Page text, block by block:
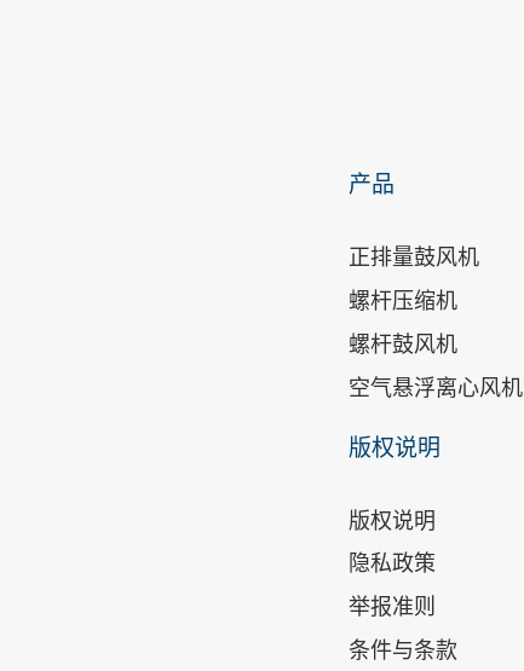
产品
正排量鼓风机
螺杆压缩机
螺杆鼓风机
空气悬浮离心风机
版权说明
版权说明
隐私政策
举报准则
条件与条款